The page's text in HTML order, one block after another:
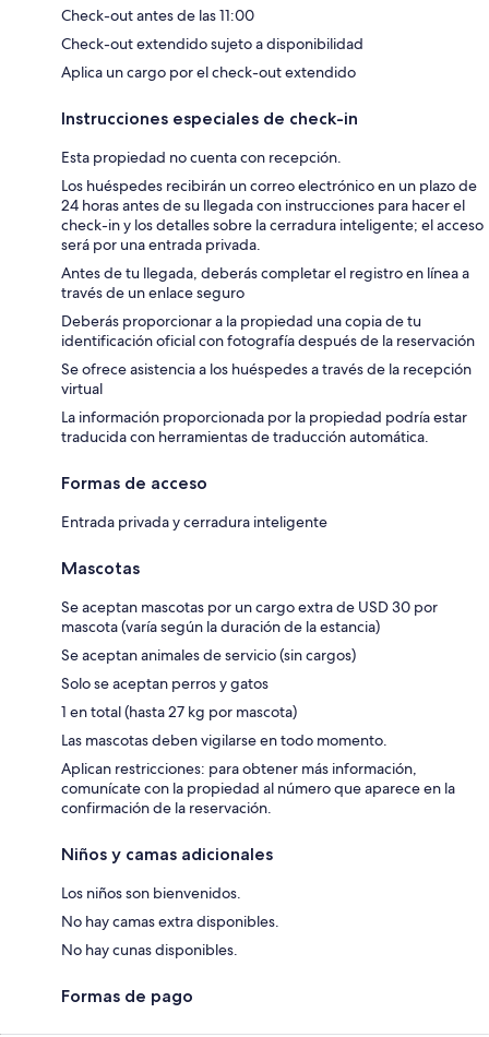
Check-out antes de las 11:00
Check-out extendido sujeto a disponibilidad
Aplica un cargo por el check-out extendido
Instrucciones especiales de check-in
Esta propiedad no cuenta con recepción.
Los huéspedes recibirán un correo electrónico en un plazo de
24 horas antes de su llegada con instrucciones para hacer el
check-in y los detalles sobre la cerradura inteligente; el acceso
será por una entrada privada.
Antes de tu llegada, deberás completar el registro en línea a
través de un enlace seguro
Deberás proporcionar a la propiedad una copia de tu
identificación oficial con fotografía después de la reservación
Se ofrece asistencia a los huéspedes a través de la recepción
virtual
La información proporcionada por la propiedad podría estar
traducida con herramientas de traducción automática.
Formas de acceso
Entrada privada y cerradura inteligente
Mascotas
Se aceptan mascotas por un cargo extra de USD 30 por
mascota (varía según la duración de la estancia)
Se aceptan animales de servicio (sin cargos)
Solo se aceptan perros y gatos
1 en total (hasta 27 kg por mascota)
Las mascotas deben vigilarse en todo momento.
Aplican restricciones: para obtener más información,
comunícate con la propiedad al número que aparece en la
confirmación de la reservación.
Niños y camas adicionales
Los niños son bienvenidos.
No hay camas extra disponibles.
No hay cunas disponibles.
Formas de pago